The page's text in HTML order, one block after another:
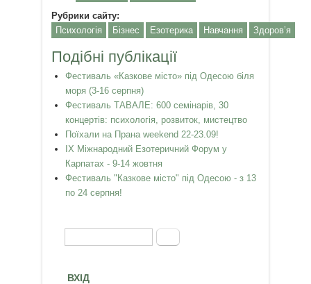
Рубрики сайту:
Психологія
Бізнес Езотерика Навчання Здоров’я
Подібні публікації
Фестиваль «Казкове місто» під Одесою біля
моря (3-16 серпня)
Фестиваль ТАВАЛЕ: 600 семінарів, 30
концертів: психологія, розвиток, мистецтво
Поїхали на Прана weekend 22-23.09!
IX Міжнародний Езотеричний Форум у
Карпатах - 9-14 жовтня
Фестиваль "Казкове місто" під Одесою - з 13
по 24 серпня!
Пошукова форма
Пошук
ВХІД